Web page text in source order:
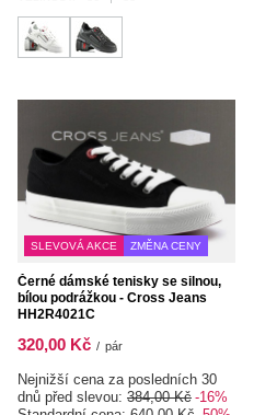
SLEVOVÁ AKCE ZMĚNA CENY
Černé dámské tenisky se silnou,
bílou podrážkou - Cross Jeans
HH2R4021C
320,00 Kč / pár
Nejnižší cena za posledních 30
dnů před slevou: 384,00 Kč -16%